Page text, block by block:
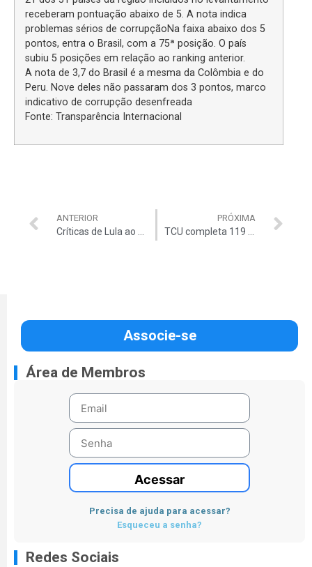
receberam pontuação abaixo de 5. A nota indica
problemas sérios de corrupçãoNa faixa abaixo dos 5
pontos, entra o Brasil, com a 75ª posição. O país
subiu 5 posições em relação ao ranking anterior.
A nota de 3,7 do Brasil é a mesma da Colômbia e do
Peru. Nove deles não passaram dos 3 pontos, marco
indicativo de corrupção desenfreada
Fonte: Transparência Internacional
ANTERIOR PRÓXIMA
Associe-se
Área de Membros
Acessar
Precisa de ajuda para acessar?
Esqueceu a senha?
Redes Sociais